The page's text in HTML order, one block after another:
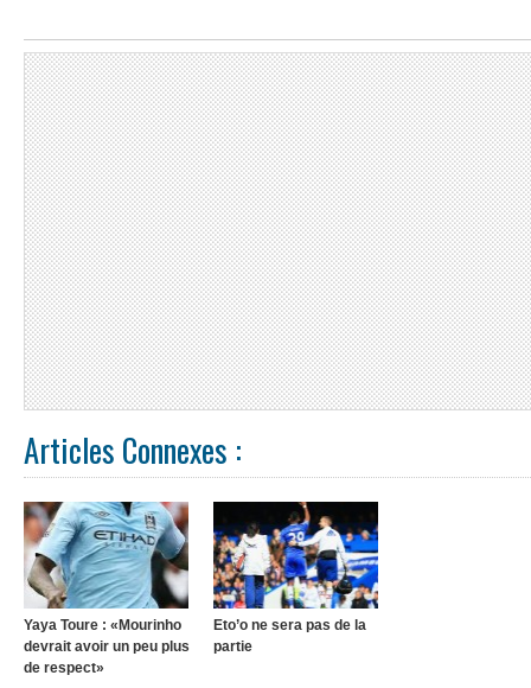
Articles Connexes :
Yaya Toure : «Mourinho
devrait avoir un peu plus
de respect»
Eto’o ne sera pas de la
partie